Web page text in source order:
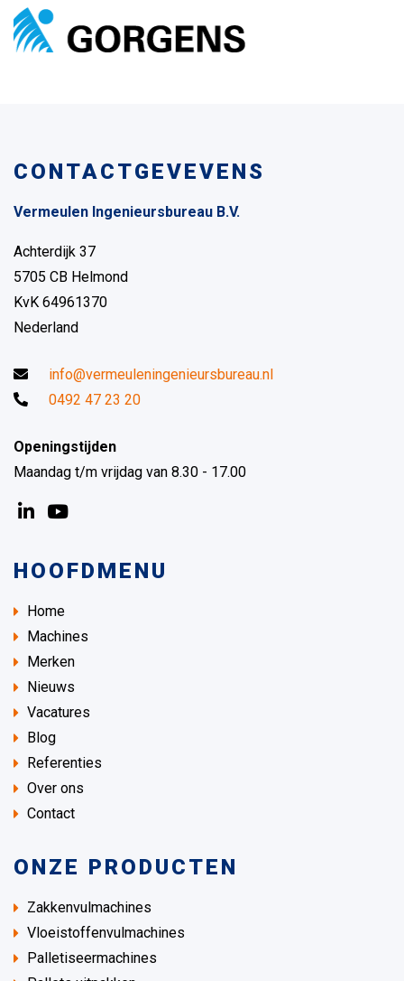
CONTACTGEVEVENS
Vermeulen Ingenieursbureau B.V.
Achterdijk 37
5705 CB Helmond
KvK 64961370
Nederland
info@vermeuleningenieursbureau.nl
0492 47 23 20
Openingstijden
Maandag t/m vrijdag van 8.30 - 17.00
HOOFDMENU
Home
Machines
Merken
Nieuws
Vacatures
Blog
Referenties
Over ons
Contact
ONZE PRODUCTEN
Zakkenvulmachines
Vloeistoffenvulmachines
Palletiseermachines